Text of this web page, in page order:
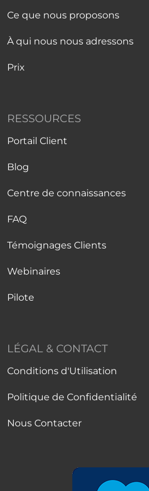
Ce que nous proposons
À qui nous nous adressons
Prix
RESSOURCES
Portail Client
Blog
Centre de connaissances
FAQ
Témoignages Clients
Webinaires
Pilote
LÉGAL & CONTACT
Conditions d'Utilisation
Politique de Confidentialité
Nous Contacter